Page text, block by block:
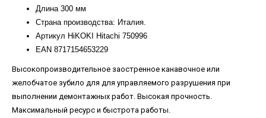
Длина 300 мм
Страна производства: Италия.
Артикул HiKOKI Hitachi 750996
EAN 8717154653229
Высокопроизводительное заостренное канавочное или
желобчатое зубило для для управляемого разрушения при
выполнении демонтажных работ. Высокая прочность.
Максимальный ресурс и быстрота работы.